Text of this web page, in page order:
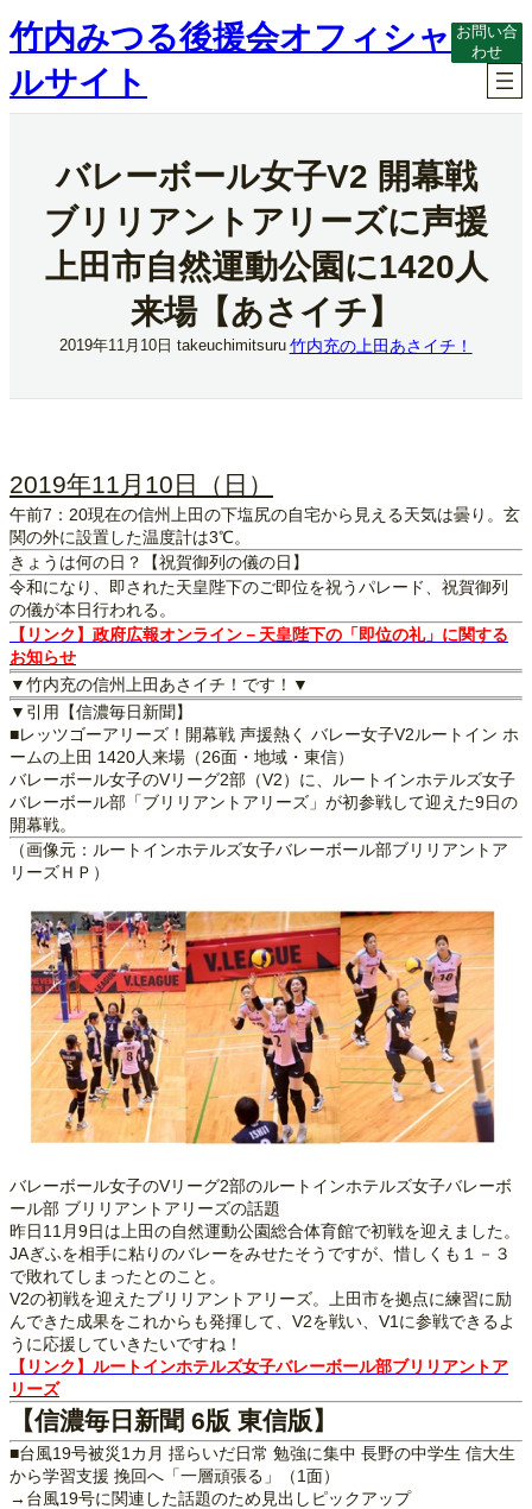
内
容
ス
キ
竹内みつる後援会オフィシャ
ルサイト
お問い合
わせ
バレーボール女子V2 開幕戦
ブリリアントアリーズに声援
上田市自然運動公園に1420人
来場【あさイチ】
2019年11月10日 takeuchimitsuru 竹内充の上田あさイチ！
2019年11月10日（日）
午前7：20現在の信州上田の下塩尻の自宅から見える天気は曇り。玄
関の外に設置した温度計は3℃。
きょうは何の日？【祝賀御列の儀の日】
令和になり、即された天皇陛下のご即位を祝うパレード、祝賀御列
の儀が本日行われる。
【リンク】政府広報オンライン－天皇陛下の「即位の礼」に関する
お知らせ
▼竹内充の信州上田あさイチ！です！▼
▼引用【信濃毎日新聞】
■レッツゴーアリーズ！開幕戦 声援熱く バレー女子V2ルートイン ホ
ームの上田 1420人来場（26面・地域・東信）
バレーボール女子のVリーグ2部（V2）に、ルートインホテルズ女子
バレーボール部「ブリリアントアリーズ」が初参戦して迎えた9日の
開幕戦。
（画像元：ルートインホテルズ女子バレーボール部ブリリアントア
リーズＨＰ）
バレーボール女子のVリーグ2部のルートインホテルズ女子バレーボ
ール部 ブリリアントアリーズの話題
昨日11月9日は上田の自然運動公園総合体育館で初戦を迎えました。
JAぎふを相手に粘りのバレーをみせたそうですが、惜しくも１－３
で敗れてしまったとのこと。
V2の初戦を迎えたブリリアントアリーズ。上田市を拠点に練習に励
んできた成果をこれからも発揮して、V2を戦い、V1に参戦できるよ
うに応援していきたいですね！
【リンク】ルートインホテルズ女子バレーボール部ブリリアントア
リーズ
【信濃毎日新聞 6版 東信版】
■台風19号被災1カ月 揺らいだ日常 勉強に集中 長野の中学生 信大生
から学習支援 挽回へ「一層頑張る」（1面）
→台風19号に関連した話題のため見出しピックアップ